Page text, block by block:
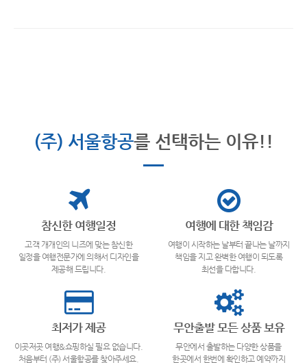
(주) 서울항공를 선택하는 이유!!
참신한 여행일정
고객 개개인의 니즈에 맞는 참신한
일정을 여행전문가에 의해서 디자인을
제공해 드립니다.
여행에 대한 책임감
여행이 시작하는 날부터 끝나는 날까지
책임을 지고 완벽한 여행이 되도록
최선을 다합니다.
최저가 제공
이곳저곳 여행&쇼핑하실 필요 없습니다.
처음부터 (주) 서울항공를 찾아주세요.
무안출발 모든 상품 보유
무안에서 출발하는 다양한 상품을
한곳에서 한번에 확인하고 예약까지